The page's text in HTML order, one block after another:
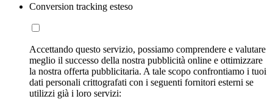
Conversion tracking esteso
Accettando questo servizio, possiamo comprendere e valutare
meglio il successo della nostra pubblicità online e ottimizzare
la nostra offerta pubblicitaria. A tale scopo confrontiamo i tuoi
dati personali crittografati con i seguenti fornitori esterni se
utilizzi già i loro servizi: